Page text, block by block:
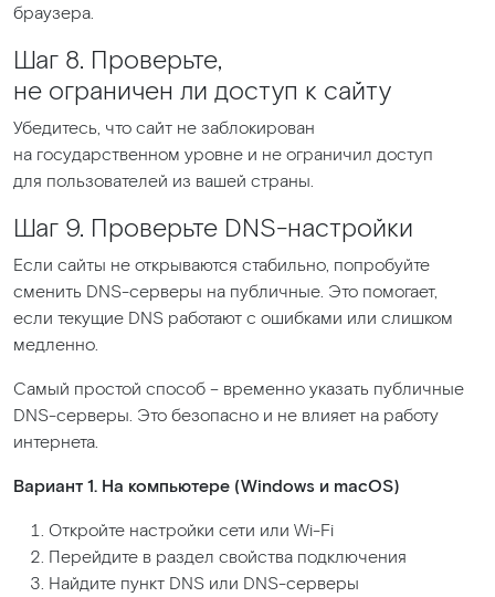
браузера.
Шаг 8. Проверьте,
не ограничен ли доступ к сайту
Убедитесь, что сайт не заблокирован
на государственном уровне и не ограничил доступ
для пользователей из вашей страны.
Шаг 9. Проверьте DNS-настройки
Если сайты не открываются стабильно, попробуйте
сменить DNS-серверы на публичные. Это помогает,
если текущие DNS работают с ошибками или слишком
медленно.
Самый простой способ – временно указать публичные
DNS-серверы. Это безопасно и не влияет на работу
интернета.
Вариант 1. На компьютере (Windows и macOS)
Откройте настройки сети или Wi-Fi
Перейдите в раздел свойства подключения
Найдите пункт DNS или DNS-серверы